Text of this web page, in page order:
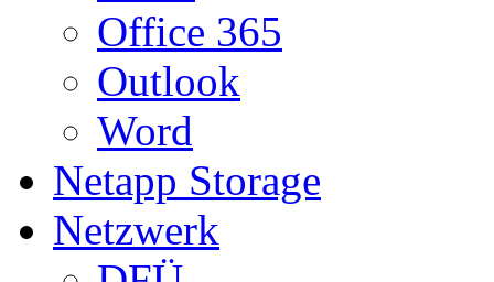
Office 365
Outlook
Word
Netapp Storage
Netzwerk